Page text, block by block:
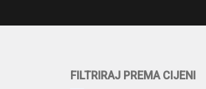
FILTRIRAJ PREMA CIJENI